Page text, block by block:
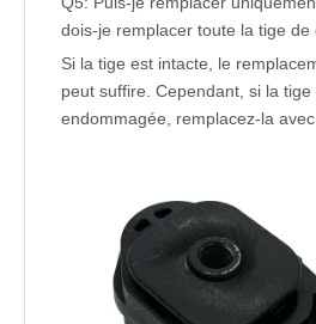
dois-je remplacer toute la tige de
Si la tige est intacte, le
peut suffire. Cependant, si la
endommagée, remplacez-la avec